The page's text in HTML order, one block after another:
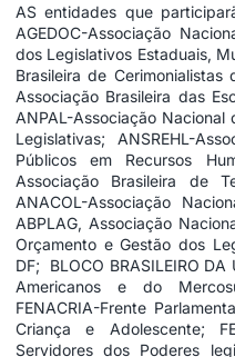
AS entidades que
AGEDOC-Associação
dos Legislativos Estaduais,
Brasileira de Cerimonialistas
Associação Brasileira das
ANPAL-Associação Nacional
Legislativas; ANSREHL-
Públicos em Recursos
Associação Brasileira de
ANACOL-Associação
ABPLAG, Associação
Orçamento e Gestão dos
DF; BLOCO BRASILEIRO
Americanos e do
FENACRIA-Frente
Criança e Adolescente;
Servidores dos Poderes